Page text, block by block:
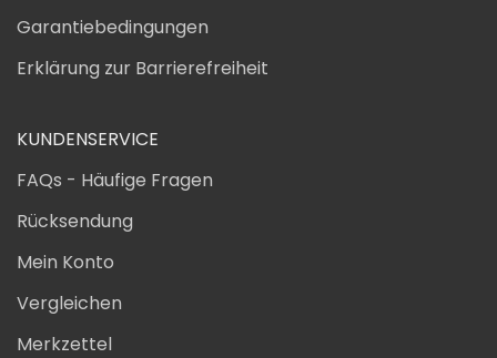
Garantiebedingungen
Erklärung zur Barrierefreiheit
KUNDENSERVICE
FAQs - Häufige Fragen
Rücksendung
Mein Konto
Vergleichen
Merkzettel